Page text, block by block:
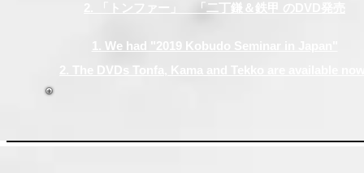
2. 「トンファー」 「二丁鎌＆鉄甲 のDVD発売​
1. We had "2019 Kobudo Seminar in Japan"​
2. The DVDs Tonfa, Kama and Tekko are available